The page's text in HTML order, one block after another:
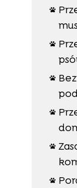





